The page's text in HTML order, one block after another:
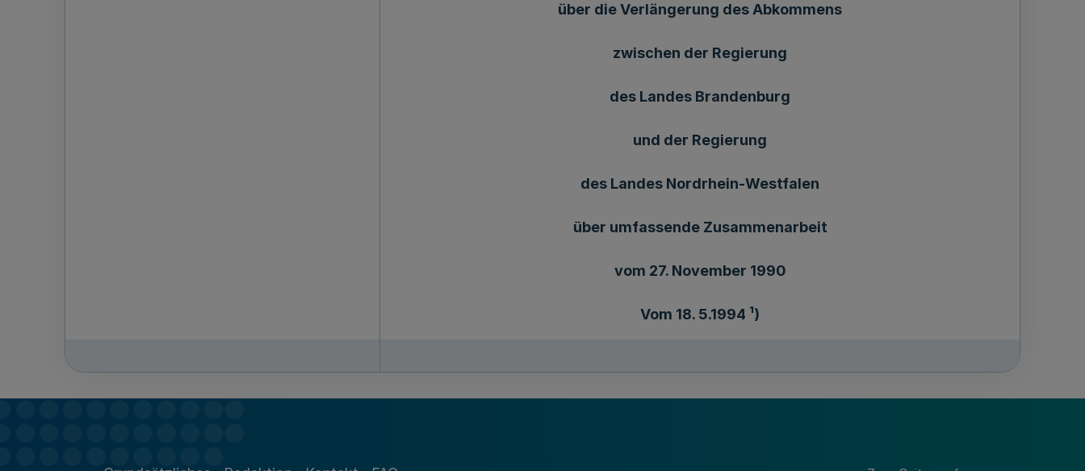
über die Verlängerung des Abkommens
zwischen der Regierung
des Landes Brandenburg
und der Regierung
des Landes Nordrhein-Westfalen
über umfassende Zusammenarbeit
vom 27. November 1990
Vom 18. 5.1994 ¹)
Abkommens zwischen der Regierung des Landes.Brandenburg .und der Regierung des